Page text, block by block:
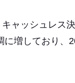
ャッシュレス
増しており、